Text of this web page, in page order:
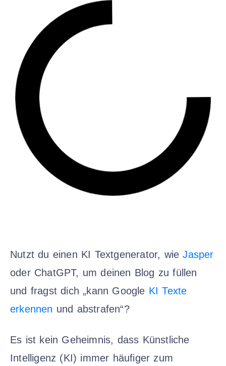
Nutzt du einen KI Textgenerator, wieJasper
oder ChatGPT, um deinen Blog zu füllen
und fragst dich „kann Google KI Texte
erkennen und abstrafen“?
Es ist kein Geheimnis, dass Künstliche
Intelligenz (KI) immer häufiger zum